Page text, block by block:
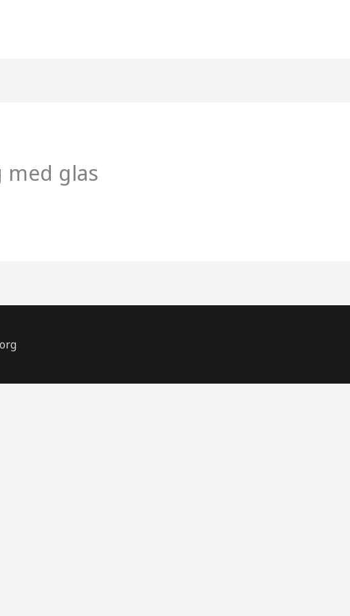
med glas